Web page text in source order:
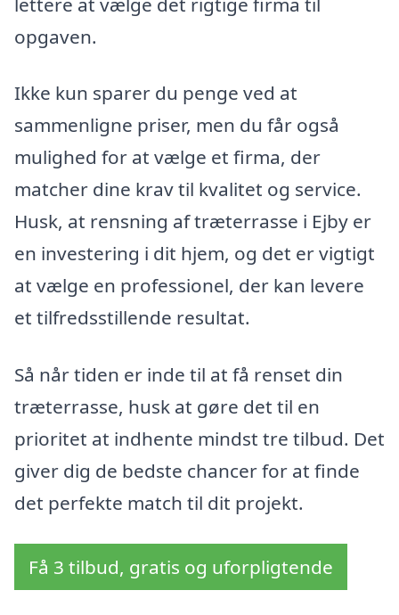
opgaven.
Ikke kun sparer du penge ved at
sammenligne priser, men du får også
mulighed for at vælge et firma, der
matcher dine krav til kvalitet og service.
Husk, at rensning af træterrasse i Ejby er
en investering i dit hjem, og det er vigtigt
at vælge en professionel, der kan levere
et tilfredsstillende resultat.
Så når tiden er inde til at få renset din
træterrasse, husk at gøre det til en
prioritet at indhente mindst tre tilbud. Det
giver dig de bedste chancer for at finde
det perfekte match til dit projekt.
Få 3 tilbud, gratis og uforpligtende